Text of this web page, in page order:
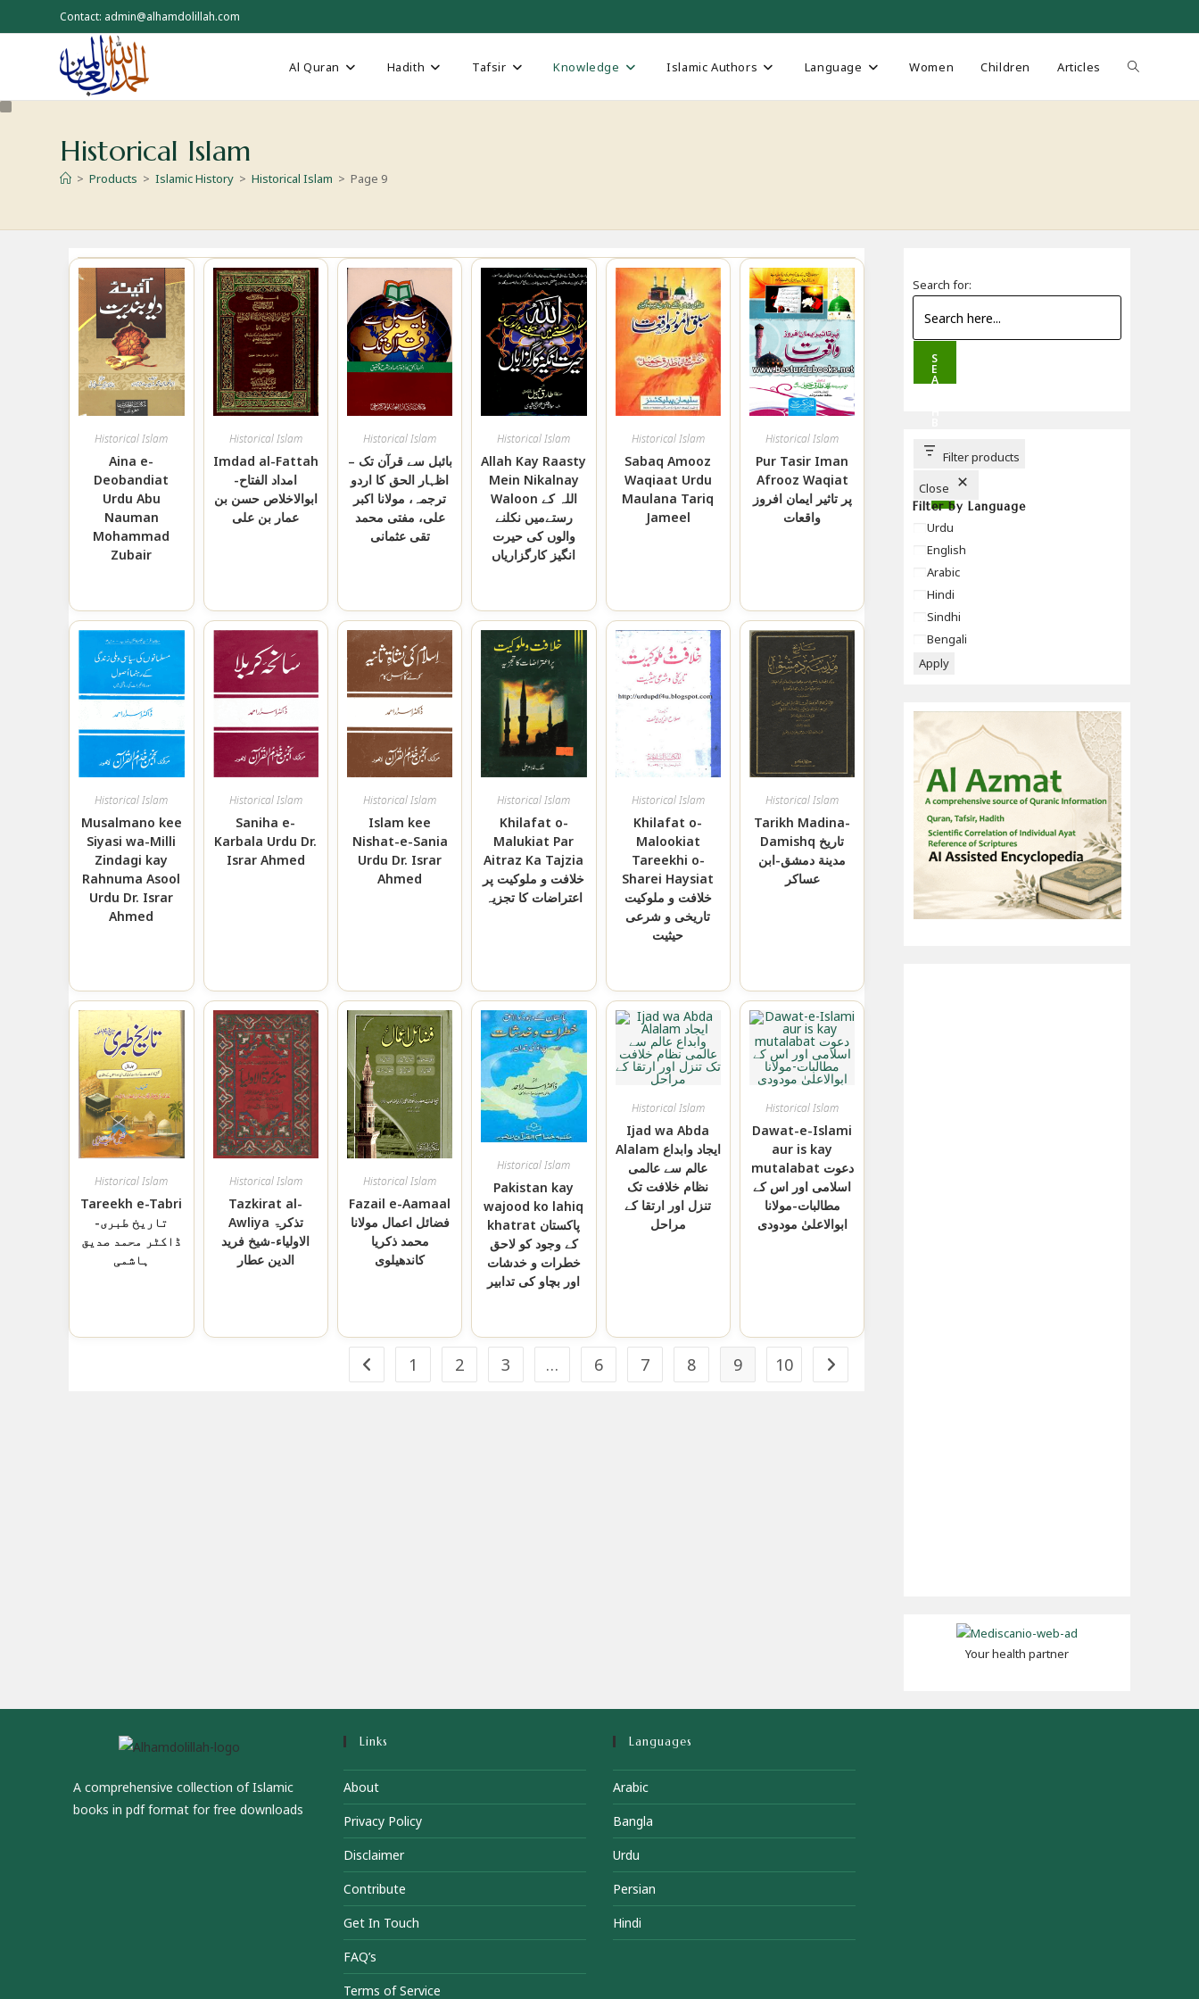
to
Contact: admin@alhamdolillah.com
Al Quran Hadith Tafsir Knowledge Islamic Authors Language Women Children Articles Toggle
Historical Islam
> Products > Islamic History > Historical Islam > Page 9
Historical Islam
Aina e-
Deobandiat
Urdu Abu
Nauman
Mohammad
Zubair
Historical Islam
Imdad al-Fattah
امداد الفتاح-
ابوالاخلاص حسن بن
عمار بن علی
Historical Islam
بائبل سے قرآن تک –
اظہار الحق کا اردو
ترجمہ، مولانا اکبر
علی، مفتی محمد
تقی عثمانی
Historical Islam
Allah Kay Raasty
Mein Nikalnay
Waloon اللہ کے
رستےمیں نکلنے
والوں کی حیرت
انگیز کارگزاریاں
Historical Islam
Sabaq Amooz
Waqiaat Urdu
Maulana Tariq
Jameel
Historical Islam
Pur Tasir Iman
Afrooz Waqiat
پر تاثیر ایمان افروز
واقعات
Historical Islam
Musalmano kee
Siyasi wa-Milli
Zindagi kay
Rahnuma Asool
Urdu Dr. Israr
Ahmed
Historical Islam
Saniha e-
Karbala Urdu Dr.
Israr Ahmed
Historical Islam
Islam kee
Nishat-e-Sania
Urdu Dr. Israr
Ahmed
Historical Islam
Khilafat o-
Malukiat Par
Aitraz Ka Tajzia
خلافت و ملوکیت پر
اعتراضات کا تجزیہ
Historical Islam
Khilafat o-
Malookiat
Tareekhi o-
Sharei Haysiat
خلافت و ملوکیت
تاریخی و شرعی
حیثیت
Historical Islam
Tarikh Madina-
Damishq تاريخ
مدينة دمشق-ابن
عساكر
Historical Islam
Tareekh e-Tabri
تاریخ طبری-
ڈاکٹر محمد صدیق
ہاشمی
Historical Islam
Tazkirat al-
Awliya تذکرۃ
الاولیاء-شیخ فرید
الدین عطار
Historical Islam
Fazail e-Aamaal
فضائل اعمال مولانا
محمد ذکریا
کاندھیلوی
Historical Islam
Pakistan kay
wajood ko lahiq
khatrat پاکستان
کے وجود کو لاحق
خطرات و خدشات
اور بچاو کی تدابیر
Historical Islam
Ijad wa Abda
Alalam ایجاد وابداع
عالم سے عالمی
نظام خلافت تک
تنزل اور ارتقا کے
مراحل
Historical Islam
Dawat-e-Islami
aur is kay
mutalabat دعوت
اسلامی اور اس کے
مطالبات-مولانا
ابوالاعلیٰ مودودی
1 2 3 … 6 7 8 9 10
Search for:
S
E
A
T
T
Filter products
Close
Filter by Language
Language
Urdu
English
Arabic
Hindi
Sindhi
Bengali
Apply
Your health partner
A comprehensive collection of Islamic
books in pdf format for free downloads
Links
About
Privacy Policy
Disclaimer
Contribute
Get In Touch
FAQ’s
Terms of Service
Languages
Arabic
Bangla
Urdu
Persian
Hindi